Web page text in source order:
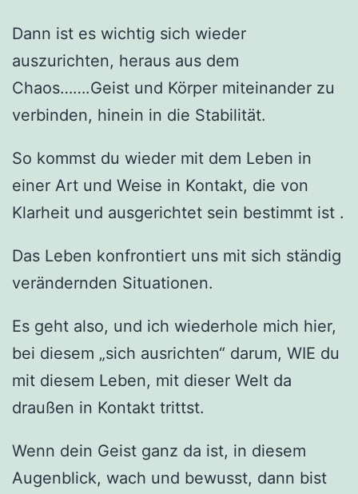
Dann ist es wichtig sich wieder
auszurichten, heraus aus dem
Chaos…….Geist und Körper miteinander zu
verbinden, hinein in die Stabilität.
So kommst du wieder mit dem Leben in
einer Art und Weise in Kontakt, die von
Klarheit und ausgerichtet sein bestimmt ist .
Das Leben konfrontiert uns mit sich ständig
verändernden Situationen.
Es geht also, und ich wiederhole mich hier,
bei diesem „sich ausrichten“ darum, WIE du
mit diesem Leben, mit dieser Welt da
draußen in Kontakt trittst.
Wenn dein Geist ganz da ist, in diesem
Augenblick, wach und bewusst, dann bist